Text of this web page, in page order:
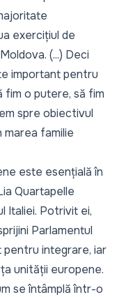
exercițiul de
(...) Deci
important pentru
fim o putere, să fim
spre obiectivul
marea familie
este esențială în
Quartapelle
Italiei. Potrivit ei,
Parlamentul
pentru integrare, iar
unității europene.
se întâmplă într-o